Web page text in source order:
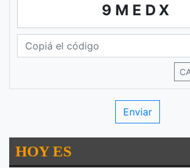
9MEDX
HOY ES